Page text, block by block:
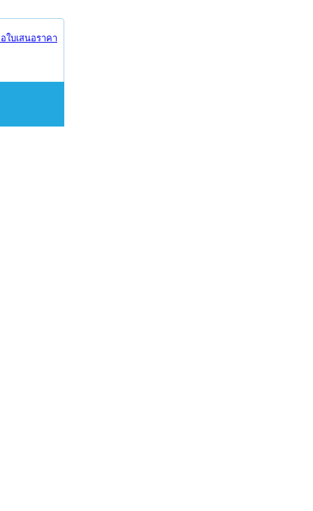
บเสนอราคา